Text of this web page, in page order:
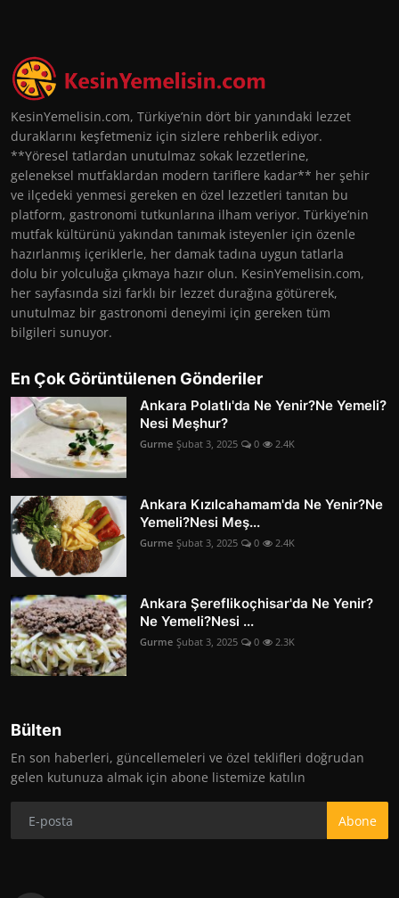
KesinYemelisin.com, Türkiye’nin dört bir yanındaki lezzet
duraklarını keşfetmeniz için sizlere rehberlik ediyor.
**Yöresel tatlardan unutulmaz sokak lezzetlerine,
geleneksel mutfaklardan modern tariflere kadar** her şehir
ve ilçedeki yenmesi gereken en özel lezzetleri tanıtan bu
platform, gastronomi tutkunlarına ilham veriyor. Türkiye’nin
mutfak kültürünü yakından tanımak isteyenler için özenle
hazırlanmış içeriklerle, her damak tadına uygun tatlarla
dolu bir yolculuğa çıkmaya hazır olun. KesinYemelisin.com,
her sayfasında sizi farklı bir lezzet durağına götürerek,
unutulmaz bir gastronomi deneyimi için gereken tüm
bilgileri sunuyor.
En Çok Görüntülenen Gönderiler
Ankara Polatlı'da Ne Yenir?Ne Yemeli?
Nesi Meşhur?
Gurme Şubat 3, 2025 0 2.4K
Ankara Kızılcahamam'da Ne Yenir?Ne
Yemeli?Nesi Meş...
Gurme Şubat 3, 2025 0 2.4K
Ankara Şereflikoçhisar'da Ne Yenir?
Ne Yemeli?Nesi ...
Gurme Şubat 3, 2025 0 2.3K
Bülten
En son haberleri, güncellemeleri ve özel teklifleri doğrudan
gelen kutunuza almak için abone listemize katılın
Abone